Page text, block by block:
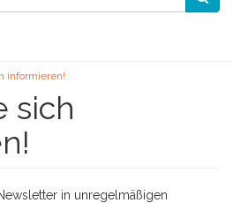
informieren!
sich
in unregelmäßigen